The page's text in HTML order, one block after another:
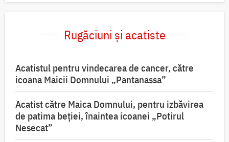
Rugăciuni și acatiste
Acatistul pentru vindecarea de cancer, către
icoana Maicii Domnului „Pantanassa”
Acatist către Maica Domnului, pentru izbăvirea
de patima beției, înaintea icoanei „Potirul
Nesecat”